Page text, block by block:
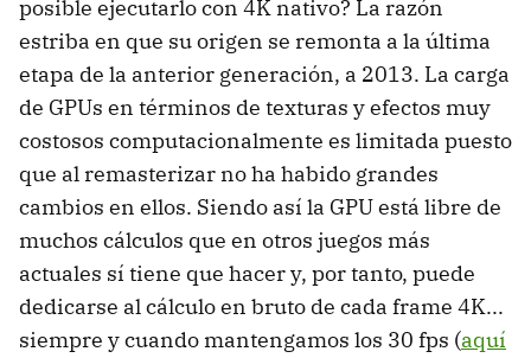
posible ejecutarlo con 4K nativo? La razón
estriba en que su origen se remonta a la última
etapa de la anterior generación, a 2013. La carga
de GPUs en términos de texturas y efectos muy
costosos computacionalmente es limitada puesto
que al remasterizar no ha habido grandes
cambios en ellos. Siendo así la GPU está libre de
muchos cálculos que en otros juegos más
actuales sí tiene que hacer y, por tanto, puede
dedicarse al cálculo en bruto de cada frame 4K...
siempre y cuando mantengamos los 30 fps (aquí